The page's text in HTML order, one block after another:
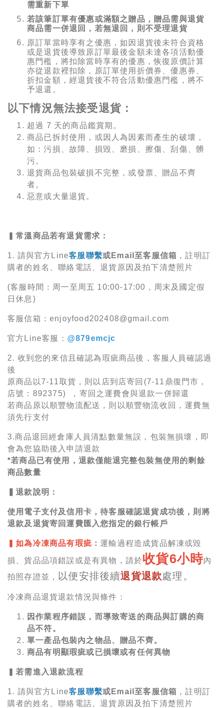
需重新下單
若該筆訂單有優惠或滿額之贈品，贈品需與退貨
商品需一併退回，若無退回，則不受理退貨
原訂單當時享有之優惠，如因退貨後未符合資格
或是退貨後導致原訂單最後金額未達各項活動優
惠門檻，將扣除當時享有的優惠，恢復原價計算
亦從退款裡扣除，原訂單使用折價券、優惠券、
折扣金額，經退貨後不符合活動優惠門檻，將不
予退還。
以下情況無法接受退貨：
超過 7 天的商品鑑賞期。
商品已拆封使用，或因人為因素而產生的破壞，
如：污損、故障、損毀、磨損、擦傷、刮傷、髒
污。
退貨商品包裝破損不完整，或發票、贈品不齊
者。
惡意或大量退貨。
▍常溫商品若有退貨需求：
1. 請與官方Line客服聯繫或Email至客服信箱 ，註明訂
購者的姓名、聯絡電話、退貨原因及拍下清楚照片
(客服時間：周一至周五 10:00-17:00，周末及國定假
日休息)
客服信箱：enjoyfood202408@gmail.com
官方Line客服： @879emcjc
2. 收到您的來信且確認為瑕疵商品後，客服人員確認過
後
原商品以7-11取貨，則以店到店寄回(7-11鼎復門市，
店號：892375) ，寄回之運費會與退款一併歸還
若商品原以順豐物流配送，則以順豐物流收回，運費無
須先行支付
3.商品退回經倉庫人員清點數量無誤，包裝無損壞，即
會為您協助後入申請退款
*若商品已有使用，退款僅能退完整包裝無使用的剩餘
商品數量
▍退款說明：
使用電子支付及信用卡，待客服確認退貨成功後，則將
退款及退貨寄回運費匯入您指定的銀行帳戶
▍如為冷凍商品有瑕疵：運輸過程造成貨品解凍或毀
損、貨品品項錯誤或是有異物，請於收貨6小時內
拍照存證並，
以便安排後續退貨退款處理。
冷凍商品退貨退款情況與條件：
因作業程序錯誤，而導致寄送的商品與訂購的商
品不符。
單一產品包裝內之物品、贈品不齊。
商品有明顯瑕疵或已損壞或有任何異物
▍若需進入退款流程
1. 請與官方Line客服聯繫或Email至客服信箱 ，註明訂
購者的姓名、聯絡電話、退貨原因及拍下清楚照片